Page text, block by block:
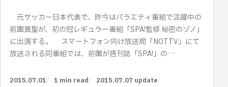
元サッカー日本代表で、昨今はバラエティ番組で活躍中の
前園真聖が、初の冠レギュラー番組「SPA!監修 秘密のゾノ」
に出演する。 スマートフォン向け放送局「NOTTV」にて
放送される同番組では、前園が週刊誌「SPA!」の…
2015.07.01 1 min read 2015.07.07 update